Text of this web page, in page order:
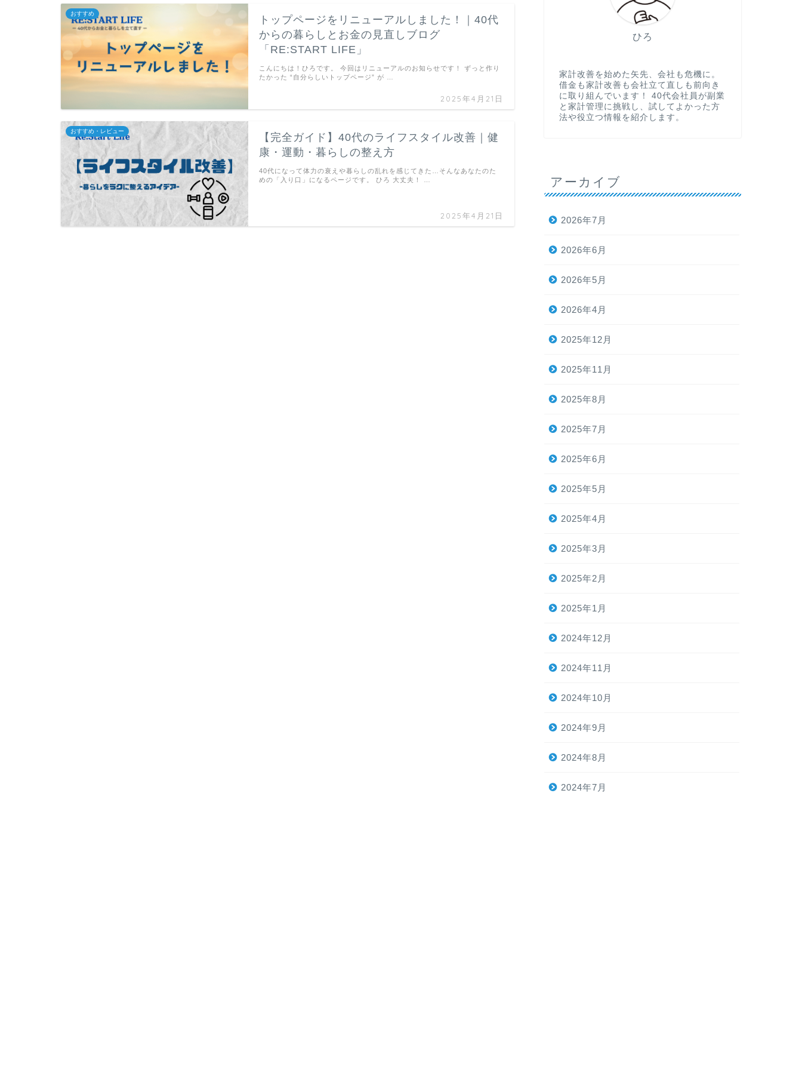
おすすめ
トップページをリニューアルしました！｜40代
からの暮らしとお金の見直しブログ
「RE:START LIFE」
2025年4月21日
こんにちは！ひろです。 今回はリニューアルのお知らせです！ ずっと作り
たかった “自分らしいトップページ” が …
おすすめ・レビュー
【完全ガイド】40代のライフスタイル改善｜健
康・運動・暮らしの整え方
2025年4月21日
40代になって体力の衰えや暮らしの乱れを感じてきた…そんなあなたのた
めの「入り口」になるページです。 ひろ 大丈夫！ …
ひろ
家計改善を始めた矢先、会社も危機に。
借金も家計改善も会社立て直しも前向き
に取り組んでいます！ 40代会社員が副業
と家計管理に挑戦し、試してよかった方
法や役立つ情報を紹介します。
アーカイブ
2026年7月
2026年6月
2026年5月
2026年4月
2025年12月
2025年11月
2025年8月
2025年7月
2025年6月
2025年5月
2025年4月
2025年3月
2025年2月
2025年1月
2024年12月
2024年11月
2024年10月
2024年9月
2024年8月
2024年7月